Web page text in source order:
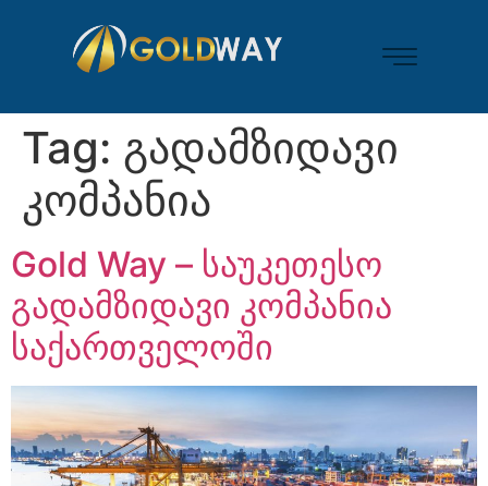
Tag: გადამზიდავი
კომპანია
Gold Way – საუკეთესო
გადამზიდავი კომპანია
საქართველოში